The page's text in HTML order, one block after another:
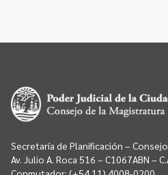
Secretaría de Planificación –
Av. Julio A. Roca 516 – C1067ABN –